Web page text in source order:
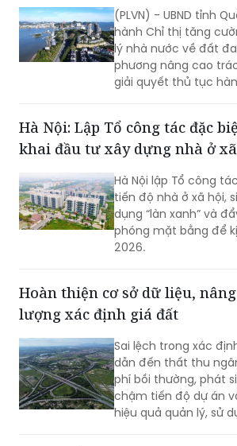
(PLVN) - UBND tỉnh
hành Chỉ thị tăng
lý nhà nước về đất
phương nâng cao
giải quyết thủ tục
dụng đất, bảo đảm
hợp pháp của người
Hà Nội: Lập Tổ công tác đặc
khai đầu tư xây dựng nhà ở
Hà Nội lập Tổ công
tiến độ nhà ở xã hội,
dụng “làn xanh” và
phóng mặt bằng để
2026.
Hoàn thiện cơ sở dữ liệu,
lượng xác định giá đất
Sai lệch trong xác
dẫn đến thất thu
phí bồi thường, phát
chậm tiến độ dự án
hiệu quả quản lý, sử